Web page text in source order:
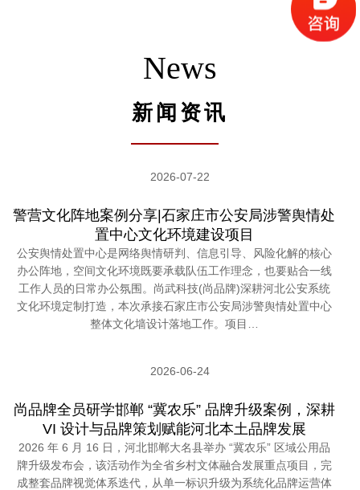
News
新闻资讯
2026-07-22
警营文化阵地案例分享|石家庄市公安局涉警舆情处
置中心文化环境建设项目
公安舆情处置中心是网络舆情研判、信息引导、风险化解的核心
办公阵地，空间文化环境既要承载队伍工作理念，也要贴合一线
工作人员的日常办公氛围。尚武科技(尚品牌)深耕河北公安系统
文化环境定制打造，本次承接石家庄市公安局涉警舆情处置中心
整体文化墙设计落地工作。项目…
2026-06-24
尚品牌全员研学邯郸 “冀农乐” 品牌升级案例，深耕
VI 设计与品牌策划赋能河北本土品牌发展
2026 年 6 月 16 日，河北邯郸大名县举办 “冀农乐” 区域公用品
牌升级发布会，该活动作为全省乡村文体融合发展重点项目，完
成整套品牌视觉体系迭代，从单一标识升级为系统化品牌运营体